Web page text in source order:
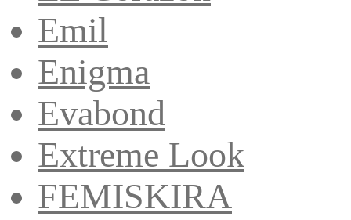
Emil
Enigma
Evabond
Extreme Look
FEMISKIRA